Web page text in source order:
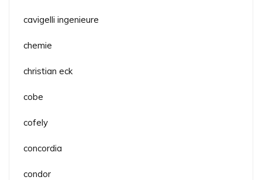
cavigelli ingenieure
chemie
christian eck
cobe
cofely
concordia
condor